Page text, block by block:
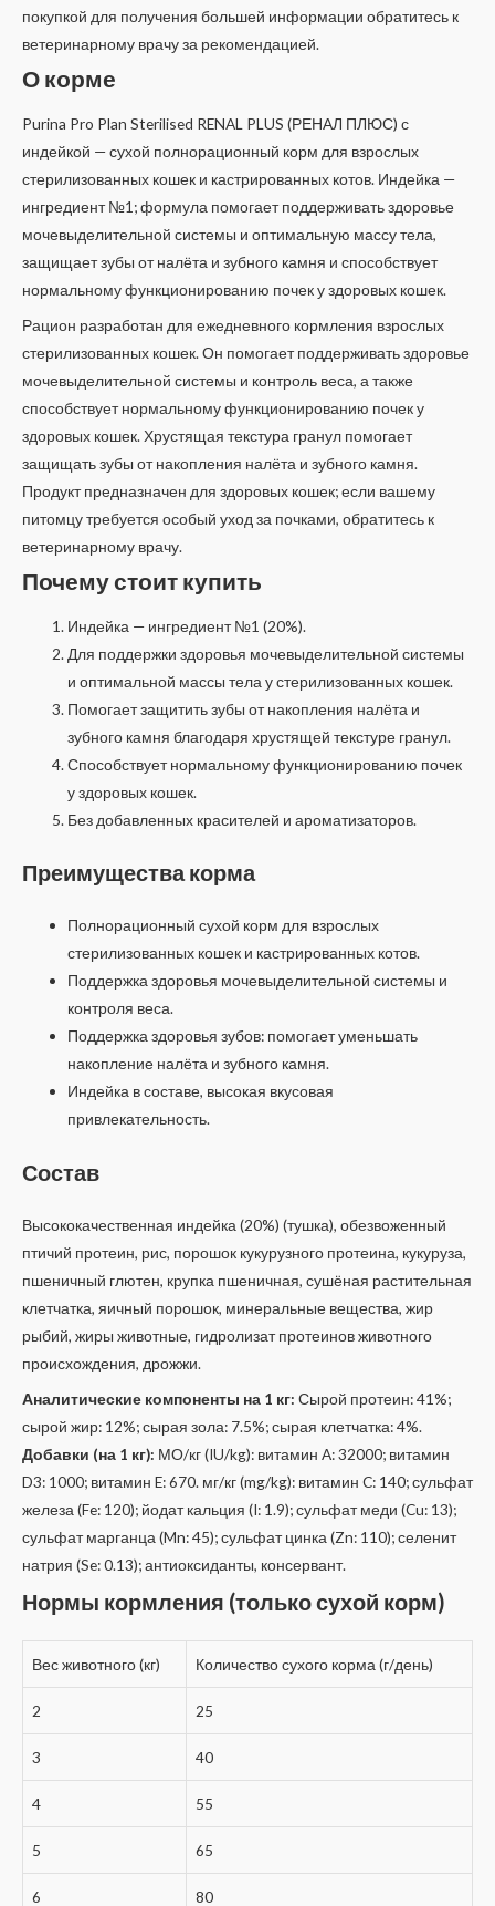
покупкой для получения большей информации обратитесь к
ветеринарному врачу за рекомендацией.
О корме
Purina Pro Plan Sterilised RENAL PLUS (РЕНАЛ ПЛЮС) с
индейкой — сухой полнорационный корм для взрослых
стерилизованных кошек и кастрированных котов. Индейка —
ингредиент №1; формула помогает поддерживать здоровье
мочевыделительной системы и оптимальную массу тела,
защищает зубы от налёта и зубного камня и способствует
нормальному функционированию почек у здоровых кошек.
Рацион разработан для ежедневного кормления взрослых
стерилизованных кошек. Он помогает поддерживать здоровье
мочевыделительной системы и контроль веса, а также
способствует нормальному функционированию почек у
здоровых кошек. Хрустящая текстура гранул помогает
защищать зубы от накопления налёта и зубного камня.
Продукт предназначен для здоровых кошек; если вашему
питомцу требуется особый уход за почками, обратитесь к
ветеринарному врачу.
Почему стоит купить
Индейка — ингредиент №1 (20%).
Для поддержки здоровья мочевыделительной системы
и оптимальной массы тела у стерилизованных кошек.
Помогает защитить зубы от накопления налёта и
зубного камня благодаря хрустящей текстуре гранул.
Способствует нормальному функционированию почек
у здоровых кошек.
Без добавленных красителей и ароматизаторов.
Преимущества корма
Полнорационный сухой корм для взрослых
стерилизованных кошек и кастрированных котов.
Поддержка здоровья мочевыделительной системы и
контроля веса.
Поддержка здоровья зубов: помогает уменьшать
накопление налёта и зубного камня.
Индейка в составе, высокая вкусовая
привлекательность.
Состав
Высококачественная индейка (20%) (тушка), обезвоженный
птичий протеин, рис, порошок кукурузного протеина, кукуруза,
пшеничный глютен, крупка пшеничная, сушёная растительная
клетчатка, яичный порошок, минеральные вещества, жир
рыбий, жиры животные, гидролизат протеинов животного
происхождения, дрожжи.
Аналитические компоненты на 1 кг: Сырой протеин: 41%;
сырой жир: 12%; сырая зола: 7.5%; сырая клетчатка: 4%.
Добавки (на 1 кг): МО/кг (IU/kg): витамин A: 32000; витамин
D3: 1000; витамин E: 670. мг/кг (mg/kg): витамин C: 140; сульфат
железа (Fe: 120); йодат кальция (I: 1.9); сульфат меди (Cu: 13);
сульфат марганца (Mn: 45); сульфат цинка (Zn: 110); селенит
натрия (Se: 0.13); антиоксиданты, консервант.
Нормы кормления (только сухой корм)
Вес животного (кг) Количество сухого корма (г/день)
2 25
3 40
4 55
5 65
6 80